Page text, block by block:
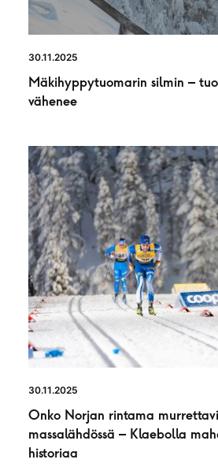
30.11.2025
Mäkihyppytuomarin silmin –
vähenee
30.11.2025
Onko Norjan rintama
massalähdössä – Klaebolla
historiaa